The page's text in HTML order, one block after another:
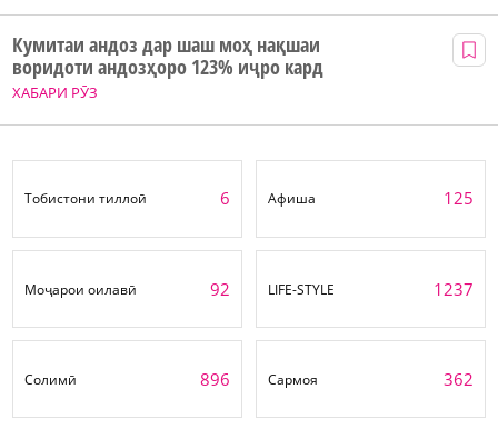
ХАБАРИ РӮЗ
Кумитаи андоз дар шаш моҳ нақшаи
воридоти андозҳоро 123% иҷро кард
Тобистони тиллоӣ 6 Афиша 125
Моҷарои оилавӣ 92 LIFE-STYLE 1237
Солимӣ 896 Сармоя 362